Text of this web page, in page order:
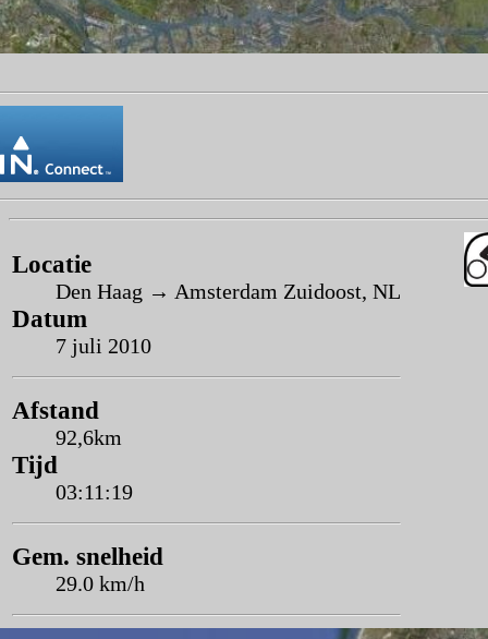
Locatie
Den Haag → Amsterdam Zuidoost, NL
Datum
7 juli 2010
Afstand
92,6km
Tijd
03:11:19
Gem. snelheid
29.0 km/h